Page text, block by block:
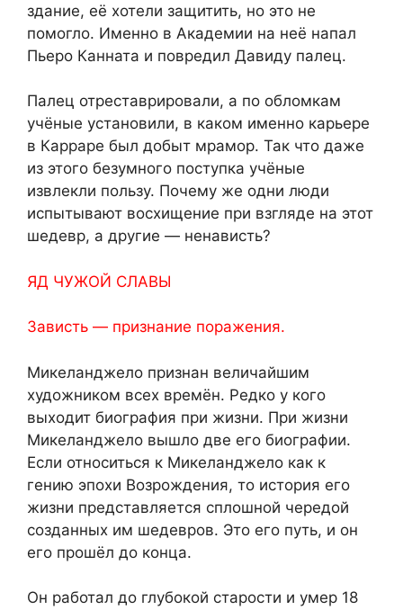
здание, её хотели защитить, но это не
помогло. Именно в Академии на неё напал
Пьеро Канната и повредил Давиду палец.
Палец отреставрировали, а по обломкам
учёные установили, в каком именно карьере
в Карраре был добыт мрамор. Так что даже
из этого безумного поступка учёные
извлекли пользу. Почему же одни люди
испытывают восхищение при взгляде на этот
шедевр, а другие — ненависть?
ЯД ЧУЖОЙ СЛАВЫ
Зависть — признание поражения.
Микеланджело признан величайшим
художником всех времён. Редко у кого
выходит биография при жизни. При жизни
Микеланджело вышло две его биографии.
Если относиться к Микеланджело как к
гению эпохи Возрождения, то история его
жизни представляется сплошной чередой
созданных им шедевров. Это его путь, и он
его прошёл до конца.
Он работал до глубокой старости и умер 18